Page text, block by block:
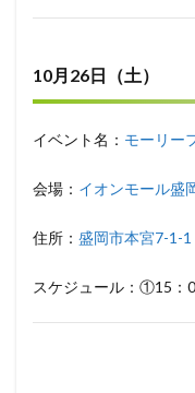
10月26日（土）
イベント名： モーリー
会場： イオンモール盛
住所： 盛岡市本宮7-1-1
スケジュール：①15：